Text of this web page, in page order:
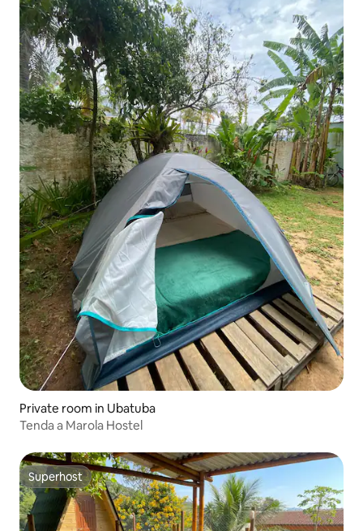
Private room in Ubatuba
Tenda a Marola Hostel
Superhost
Superhost